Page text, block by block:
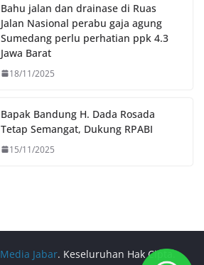
Bahu jalan dan drainase di Ruas
Jalan Nasional perabu gaja agung
Sumedang perlu perhatian ppk 4.3
Jawa Barat
18/11/2025
Bapak Bandung H. Dada Rosada
Tetap Semangat, Dukung RPABI
15/11/2025
Media Jabar. Keseluruhan Hak Cipta.